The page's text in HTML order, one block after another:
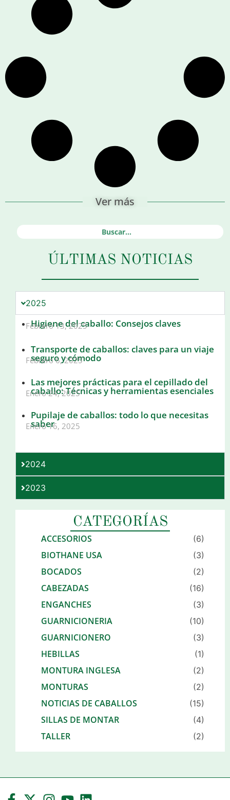
Ver más
ÚLTIMAS NOTICIAS
2025
Higiene del caballo: Consejos claves
Febrero 13, 2025
Transporte de caballos: claves para un viaje
seguro y cómodo
Febrero 6, 2025
Las mejores prácticas para el cepillado del
caballo: Técnicas y herramientas esenciales
Enero 24, 2025
Pupilaje de caballos: todo lo que necesitas
saber
Enero 16, 2025
2024
2023
CATEGORÍAS
ACCESORIOS (6)
BIOTHANE USA (3)
BOCADOS (2)
CABEZADAS (16)
ENGANCHES (3)
GUARNICIONERIA (10)
GUARNICIONERO (3)
HEBILLAS (1)
MONTURA INGLESA (2)
MONTURAS (2)
NOTICIAS DE CABALLOS (15)
SILLAS DE MONTAR (4)
TALLER (2)